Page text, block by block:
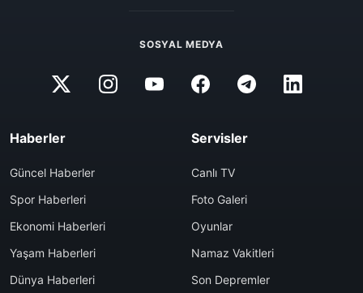
SOSYAL MEDYA
Haberler
Güncel Haberler
Spor Haberleri
Ekonomi Haberleri
Yaşam Haberleri
Dünya Haberleri
Servisler
Canlı TV
Foto Galeri
Oyunlar
Namaz Vakitleri
Son Depremler